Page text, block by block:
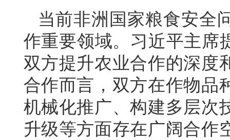
当前非洲国家粮食安全
作重要领域。习近平主席
双方提升农业合作的深度
合作而言，双方在作物品
机械化推广、构建多层次
升级等方面存在广阔合作